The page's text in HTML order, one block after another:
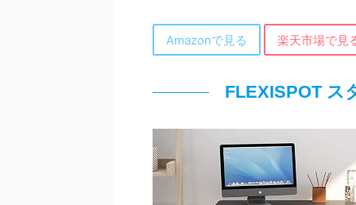
Amazonで見る 楽天市場で見
FLEXISPOT ス